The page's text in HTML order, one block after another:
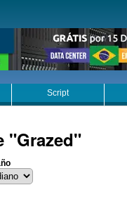
Script
"Grazed"